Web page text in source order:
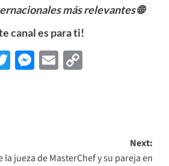
más relevantes🌐
canal es para ti!
Twitter
Messenger
EmailCopy
Next:
la jueza de MasterChef y su pareja en